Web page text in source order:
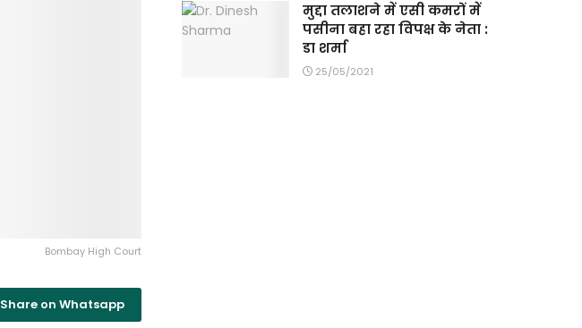
Bombay High Court
Share on Whatsapp
मुद्दा तलाशने में एसी कमरों में
पसीना बहा रहा विपक्ष के नेता :
डा शर्मा
25/05/2021